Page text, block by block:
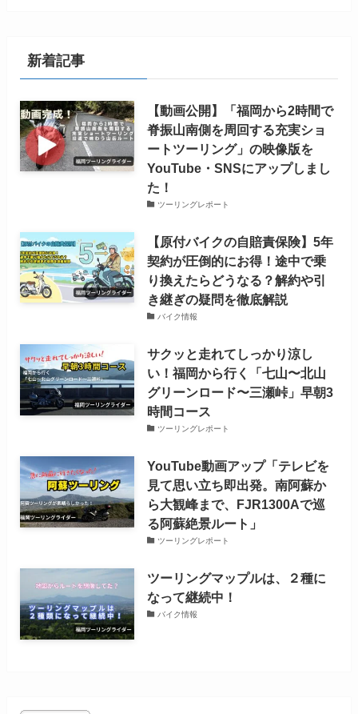
新着記事
【動画公開】「福岡から2時間で
脊振山南側を周回する充実ショ
ートツーリング」の映像版を
YouTube・SNSにアップしまし
た！
ツーリングレポート
【原付バイクの自賠責保険】5年
契約が圧倒的にお得！途中で乗
り換えたらどうなる？解約や引
き継ぎの疑問を徹底解説
バイク情報
サクッと走れてしっかり涼し
い！福岡から行く「七山〜北山
グリーンロード〜三瀬峠」早朝3
時間コース
ツーリングレポート
YouTube動画アップ「テレビを
見て思い立ち即出発。南阿蘇か
ら大観峰まで、FJR1300Aで巡
る阿蘇絶景ルート」
ツーリングレポート
ツーリングマップルは、２種に
なって継続中！
バイク情報